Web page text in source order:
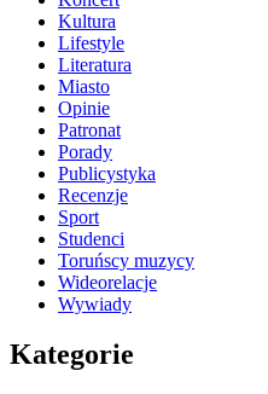
Kultura
Lifestyle
Literatura
Miasto
Opinie
Patronat
Porady
Publicystyka
Recenzje
Sport
Studenci
Toruńscy muzycy
Wideorelacje
Wywiady
Kategorie